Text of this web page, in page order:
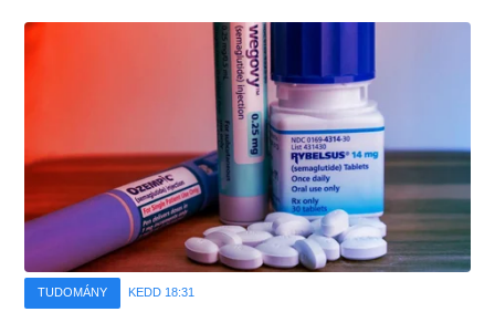
TUDOMÁNY KEDD 18:31